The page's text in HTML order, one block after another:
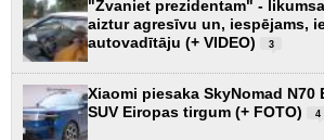
"Zvaniet prezidentam" -
aiztur agresīvu un, iespējams,
autovadītāju (+ VIDEO)
3
Xiaomi piesaka SkyNomad N70
SUV Eiropas tirgum (+ FOTO)
4